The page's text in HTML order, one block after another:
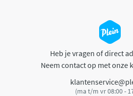
Heb je vragen of direct
Neem contact op met onze
(ma t/m vr 08:00 -